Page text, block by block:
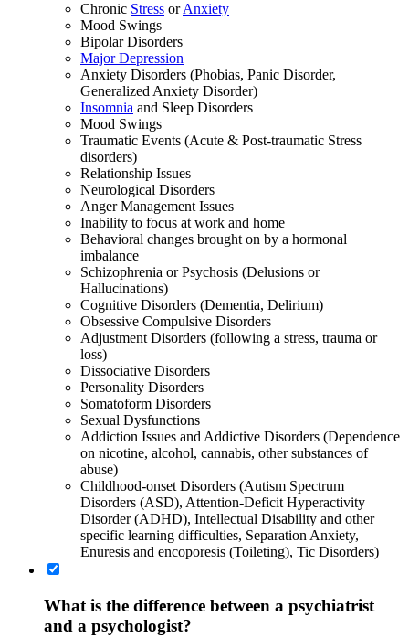
Chronic Stress orAnxiety
Mood Swings
Bipolar Disorders
Major Depression
Anxiety Disorders (Phobias, Panic Disorder,
Generalized Anxiety Disorder)
Insomnia and Sleep Disorders
Mood Swings
Traumatic Events (Acute & Post-traumatic Stress
disorders)
Relationship Issues
Neurological Disorders
Anger Management Issues
Inability to focus at work and home
Behavioral changes brought on by a hormonal
imbalance
Schizophrenia or Psychosis (Delusions or
Hallucinations)
Cognitive Disorders (Dementia, Delirium)
Obsessive Compulsive Disorders
Adjustment Disorders (following a stress, trauma or
loss)
Dissociative Disorders
Personality Disorders
Somatoform Disorders
Sexual Dysfunctions
Addiction Issues and Addictive Disorders (Dependence
on nicotine, alcohol, cannabis, other substances of
abuse)
Childhood-onset Disorders (Autism Spectrum
Disorders (ASD), Attention-Deficit Hyperactivity
Disorder (ADHD), Intellectual Disability and other
specific learning difficulties, Separation Anxiety,
Enuresis and encoporesis (Toileting), Tic Disorders)
What is the difference between a psychiatrist
and a psychologist?